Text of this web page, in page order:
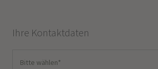
Ihre Kontaktdaten
Bitte wählen*